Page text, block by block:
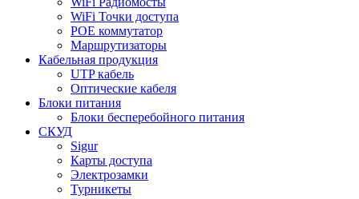
WiFi Точки доступа
POE коммутатор
Маршрутизаторы
Кабельная продукция
UTP кабель
Оптические кабеля
Блоки питания
Блоки бесперебойного питания
СКУД
Sigur
Карты доступа
Электрозамки
Турникеты